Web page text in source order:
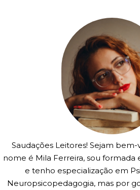
Saudações Leitores! Sejam
nome é Mila Ferreira, sou formada
e tenho especialização em
Neuropsicopedagogia, mas por